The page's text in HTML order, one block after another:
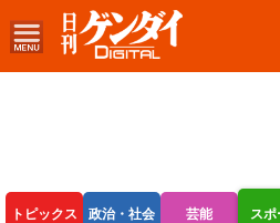
トピックス 政治・社会 芸能 スポ